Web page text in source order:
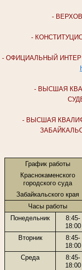
-
-
- ОФИЦИАЛЬНЫЙ
- ВЫСШАЯ
- ВЫСШАЯ
График работы
Краснокаменского
городского суда
Забайкальского края
Часы работы
Понедельник
8:45-
18:00
Вторник
8:45-
18:00
Среда
8:45-
18:00